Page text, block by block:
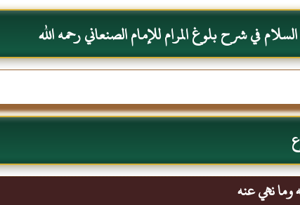
في شرح بلوغ المرام للإمام الصنعاني رحمه الله
نهي عنه